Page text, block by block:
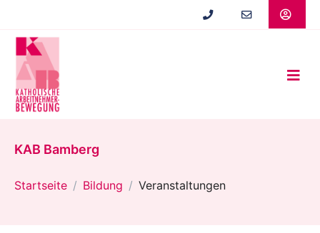
springen
KAB Bamberg
Startseite Bildung Veranstaltungen